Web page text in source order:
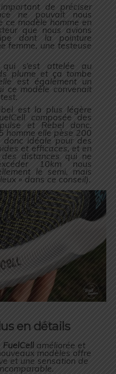
de préciser
ne pouvait nous
ce modèle homme en
que nous avions
dont la pointure
femme, une testeuse
qui s’est attelée au
plume et ça tombe
est également un
ce modèle convenait
est la plus légère
composée des
et Rebel donc.
homme elle pèse 200
idéale pour des
et efficaces, et en
distances qui ne
10km nous
le semi, mais
» dans ce conseil).
en détails
FuelCellaméliorée et
modèles offre
et une sensation de